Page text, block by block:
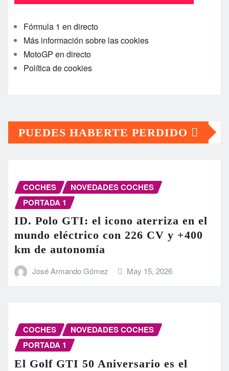
Fórmula 1 en directo
Más información sobre las cookies
MotoGP en directo
Política de cookies
PUEDES HABERTE PERDIDO
COCHES
NOVEDADES COCHES
PORTADA 1
ID. Polo GTI: el icono aterriza en el
mundo eléctrico con 226 CV y +400
km de autonomía
José Armando Gómez May 15, 2026
COCHES
NOVEDADES COCHES
PORTADA 1
El Golf GTI 50 Aniversario es el